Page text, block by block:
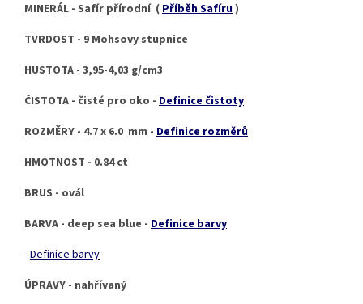
MINERÁL - Safír přírodní (Příběh Safíru)
TVRDOST - 9 Mohsovy stupnice
HUSTOTA - 3,95-4,03 g/cm3
ČISTOTA - čisté pro oko - Definice čistoty
ROZMĚRY - 4.7 x 6.0 mm - Definice rozměrů
HMOTNOST - 0.84 ct
BRUS - ovál
BARVA - deep sea blue - Definice barvy
-Definice barvy
ÚPRAVY - nahřívaný